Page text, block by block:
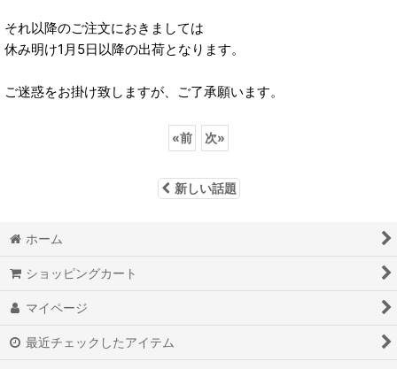
それ以降のご注文におきましては
休み明け1月5日以降の出荷となります。
ご迷惑をお掛け致しますが、ご了承願います。
«前 次»
新しい話題
ホーム
ショッピングカート
マイページ
最近チェックしたアイテム